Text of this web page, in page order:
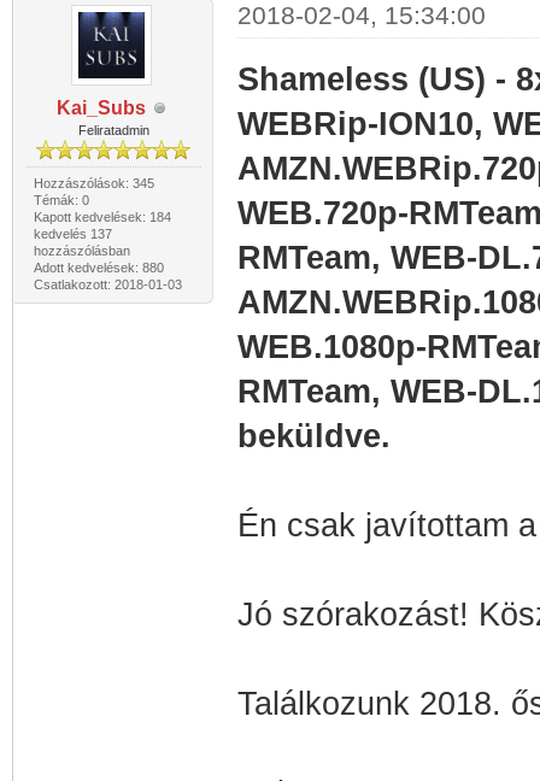
Kai_Subs
Feliratadmin
Hozzászólások: 345
Témák: 0
Kapott kedvelések: 184
kedvelés 137
hozzászólásban
Adott kedvelések: 880
Csatlakozott: 2018-01-03
2018-02-04, 15:34:00
Shameless (US) -
WEBRip-ION10,
WEB.720p-
RMTeam, WEB-
WEB.1080p-
RMTeam, WEB-
beküldve.
Én csak javítottam
Jó szórakozást!
Találkozunk 2018.